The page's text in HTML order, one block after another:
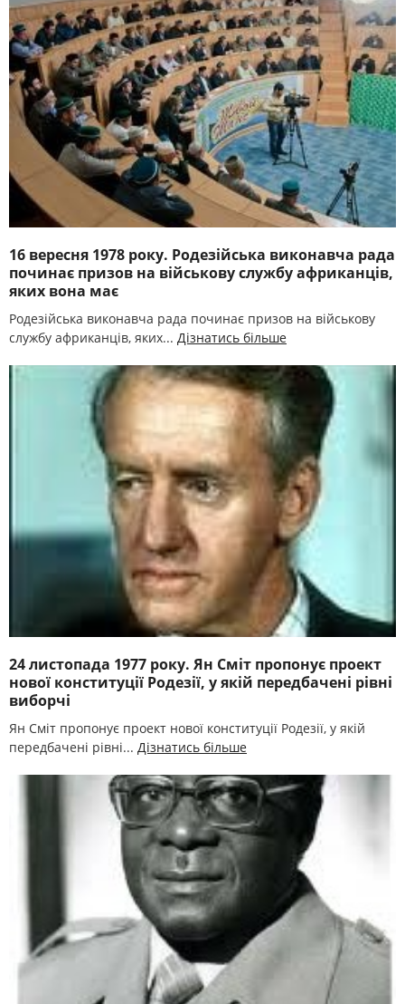
16 вересня 1978 року. Родезійська виконавча рада
починає призов на військову службу африканців,
яких вона має
Родезійська виконавча рада починає призов на військову
службу африканців, яких... Дізнатись більше
24 листопада 1977 року. Ян Сміт пропонує проект
нової конституції Родезії, у якій передбачені рівні
виборчі
Ян Сміт пропонує проект нової конституції Родезії, у якій
передбачені рівні... Дізнатись більше